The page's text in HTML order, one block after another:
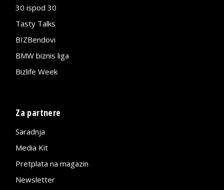
30 ispod 30
Tasty Talks
BIZBendovi
BMW biznis liga
Bizlife Week
Za partnere
Saradnja
Media Kit
Pretplata na magazin
Newsletter